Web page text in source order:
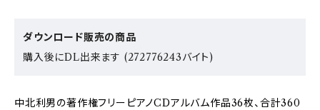
ダウンロード販売の商品
購入後にDL出来ます (272776243バイト)
中北利男の著作権フリーピアノCDアルバム作品36枚、合計360